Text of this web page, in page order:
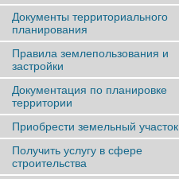
Документы территориального
планирования
Правила землепользования и
застройки
Документация по планировке
территории
Приобрести земельный участок
Получить услугу в сфере
строительства